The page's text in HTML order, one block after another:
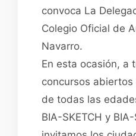
convoca La
Colegio Oficial de
Navarro.
En esta ocasión, a
concursos
de todas las
BIA-SKETCH y BIA-